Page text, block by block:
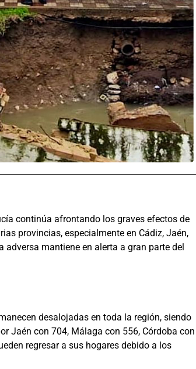
continúa afrontando los graves efectos de
provincias, especialmente en Cádiz, Jaén,
mantiene en alerta a gran parte del
desalojadas en toda la región, siendo
Jaén con 704, Málaga con 556, Córdoba con
regresar a sus hogares debido a los